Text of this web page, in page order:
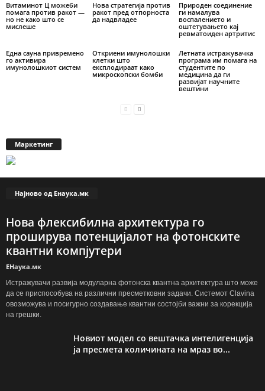
Витаминот Ц можеби
помага против ракот —
но не како што се
мислеше
Нова стратегија против
ракот пред отпорноста
да надвладее
Природен соединение
ги намалува
воспалението и
оштетувањето кај
ревматоиден артритис
Една сауна привремено
го активира
имунолошкиот систем
Откриени имунолошки
клетки што
експлодираат како
микроскопски бомби
Летната истражувачка
програма им помага на
студентите по
медицина да ги
развијат научните
вештини
Маркетинг
Најново од Енаука.мк
Нова флексибилна архитектура го
проширува потенцијалот на фотонските
квантни компјутери
ЕНаука.мк
Истражувачи развија модуларна фотонска квантна архитектура што може
да се приспособува на различни пресметковни задачи. Системот Clavina
овозможува и посигурно создавање квантни состојби важни за корекција
на грешки.
Новиот модел со вештачка интелигенција
ја пресмета количината на мраз во...